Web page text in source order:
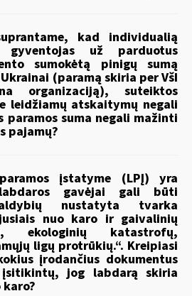
kad individualią
už parduotus
sumokėtą pinigų sumą
(paramą skiria per VšI
organizaciją), suteiktos
leidžiamų atskaitymų negali
suma negali mažinti
pajamų?
įstatyme (LPĮ) yra
gavėjai gali būti
nustatyta tvarka
nuo karo ir gaivalinių
ekologinių katastrofų,
ligų protrūkių.“. Kreipiasi
įrodančius dokumentus
jog labdarą skiria